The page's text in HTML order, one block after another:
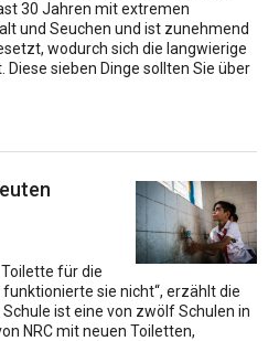
30 Jahren mit extremen
und Seuchen und ist zunehmend
wodurch sich die langwierige
sieben Dinge sollten Sie über
für die
sie nicht“, erzählt die
ist eine von zwölf Schulen in
NRC mit neuen Toiletten,